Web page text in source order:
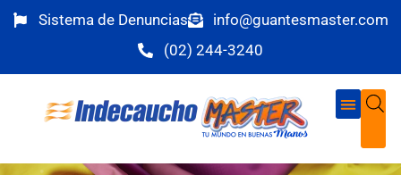
Sistema de Denuncias
info@guantesmaster.com
(02) 244-3240